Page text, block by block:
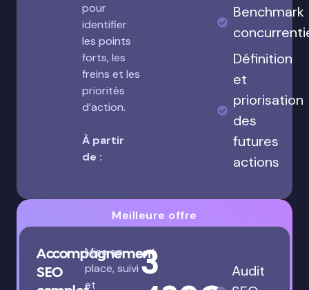
pour
identifier
les points
forts, les
freins et les
priorités
d’action.
À partir
de :
Benchmark
Définition
et
priorisation
des
futures
actions
Meilleure offre
Accompagnement
SEO
Mise en
place, suivi
et
3
Audit